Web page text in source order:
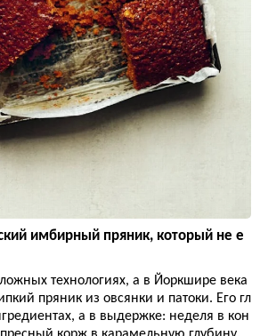
имбирный пряник, который не е
технологиях, а в Йоркшире века
пряник из овсянки и патоки. Его гл
а в выдержке: неделя в кон